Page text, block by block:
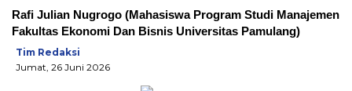
Rafi Julian Nugrogo (Mahasiswa Program Studi Manajemen
Fakultas Ekonomi Dan Bisnis Universitas Pamulang)
Tim Redaksi
Jumat, 26 Juni 2026